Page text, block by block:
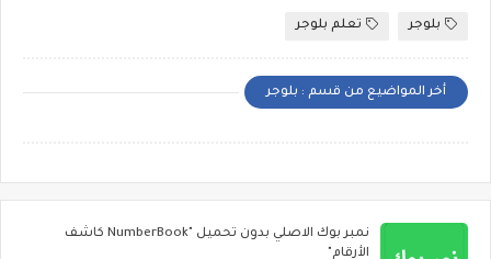
بلوجر تعلم بلوجر
أخر المواضيع من قسم : بلوجر
نمبر بوك الاصلي بدون تحميل "NumberBook كاشف
الأرقام"